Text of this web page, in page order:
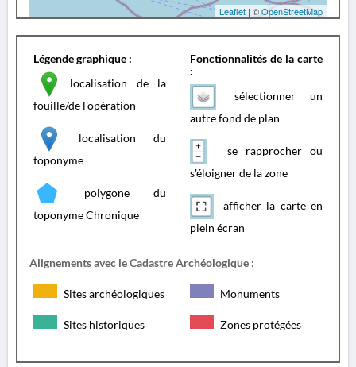
Leaflet | ©OpenStreetMap
Légende graphique :
localisation de la
fouille/de l'opération
localisation du
toponyme
polygone du
toponyme Chronique
Fonctionnalités de la carte
:
sélectionner un
autre fond de plan
se rapprocher ou
s'éloigner de la zone
afficher la carte en
plein écran
Alignements avec le Cadastre Archéologique :
Sites archéologiques Monuments
Sites historiques Zones protégées